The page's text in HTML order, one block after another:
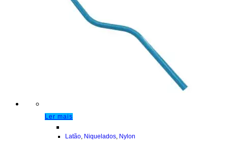
Ler mais
Latão, Niquelados, Nylon